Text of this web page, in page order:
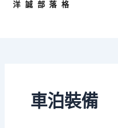
洋誠部落格
車泊裝備